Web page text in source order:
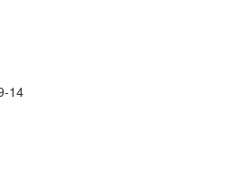
14